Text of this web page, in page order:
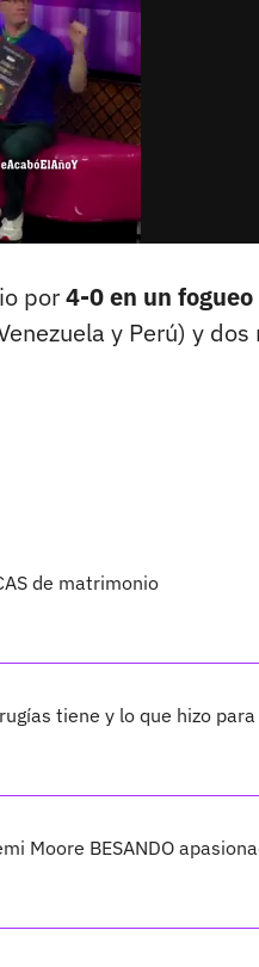
por4-0 en un
y Perú) y
de matrimonio
tiene y lo que hizo
Moore BESANDO